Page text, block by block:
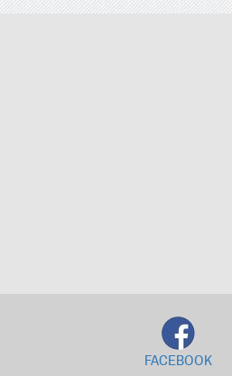
FACEBOOK